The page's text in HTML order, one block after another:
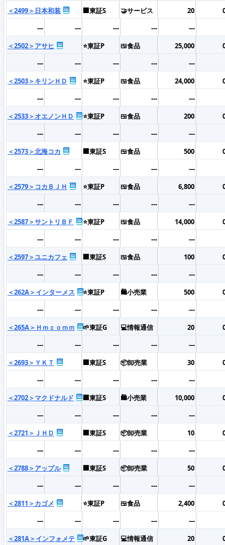
＜2499＞日本和装 🏢東証S 🤝サービス 20
---
--- --- ---
---
＜2502＞アサヒ
⭐東証P 🍱食品 25,000
---
--- --- ---
---
＜2503＞キリンＨＤ
⭐東証P 🍱食品 24,000
---
--- --- ---
---
＜2533＞オエノンＨＤ
⭐東証P 🍱食品 200
---
--- --- ---
---
＜2573＞北海コカ
🏢東証S 🍱食品 500
---
--- --- ---
---
＜2579＞コカＢＪＨ
⭐東証P 🍱食品 6,800
---
--- --- ---
---
＜2587＞サントリＢＦ
⭐東証P 🍱食品 14,000
---
--- --- ---
---
＜2597＞ユニカフェ
🏢東証S 🍱食品 100
---
--- --- ---
---
＜262A＞インターメス
⭐東証P 🛍️小売業 500
---
--- --- ---
---
＜265A＞Ｈｍｃｏｍｍ
🌱東証G 💻情報通信 20
---
--- --- ---
---
＜2693＞ＹＫＴ
🏢東証S 📦卸売業 30
---
--- --- ---
---
＜2702＞マクドナルド
🏢東証S 🛍️小売業 10,000
---
--- --- ---
---
＜2721＞ＪＨＤ
🏢東証S 📦卸売業 10
---
--- --- ---
---
＜2788＞アップル
🏢東証S 📦卸売業 50
---
--- --- ---
---
＜2811＞カゴメ
⭐東証P 🍱食品 2,400
---
--- --- ---
---
＜281A＞インフォメテ
🌱東証G 💻情報通信 20